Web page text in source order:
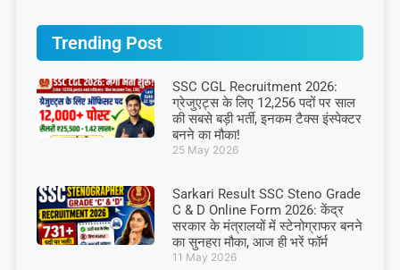
Trending Post
SSC CGL Recruitment 2026:
ग्रेजुएट्स के लिए 12,256 पदों पर साल
की सबसे बड़ी भर्ती, इनकम टैक्स इंस्पेक्टर
बनने का मौका!
25 May 2026
Sarkari Result SSC Steno Grade
C & D Online Form 2026: केंद्र
सरकार के मंत्रालयों में स्टेनोग्राफर बनने
का सुनहरा मौका, आज ही भरें फॉर्म
11 May 2026